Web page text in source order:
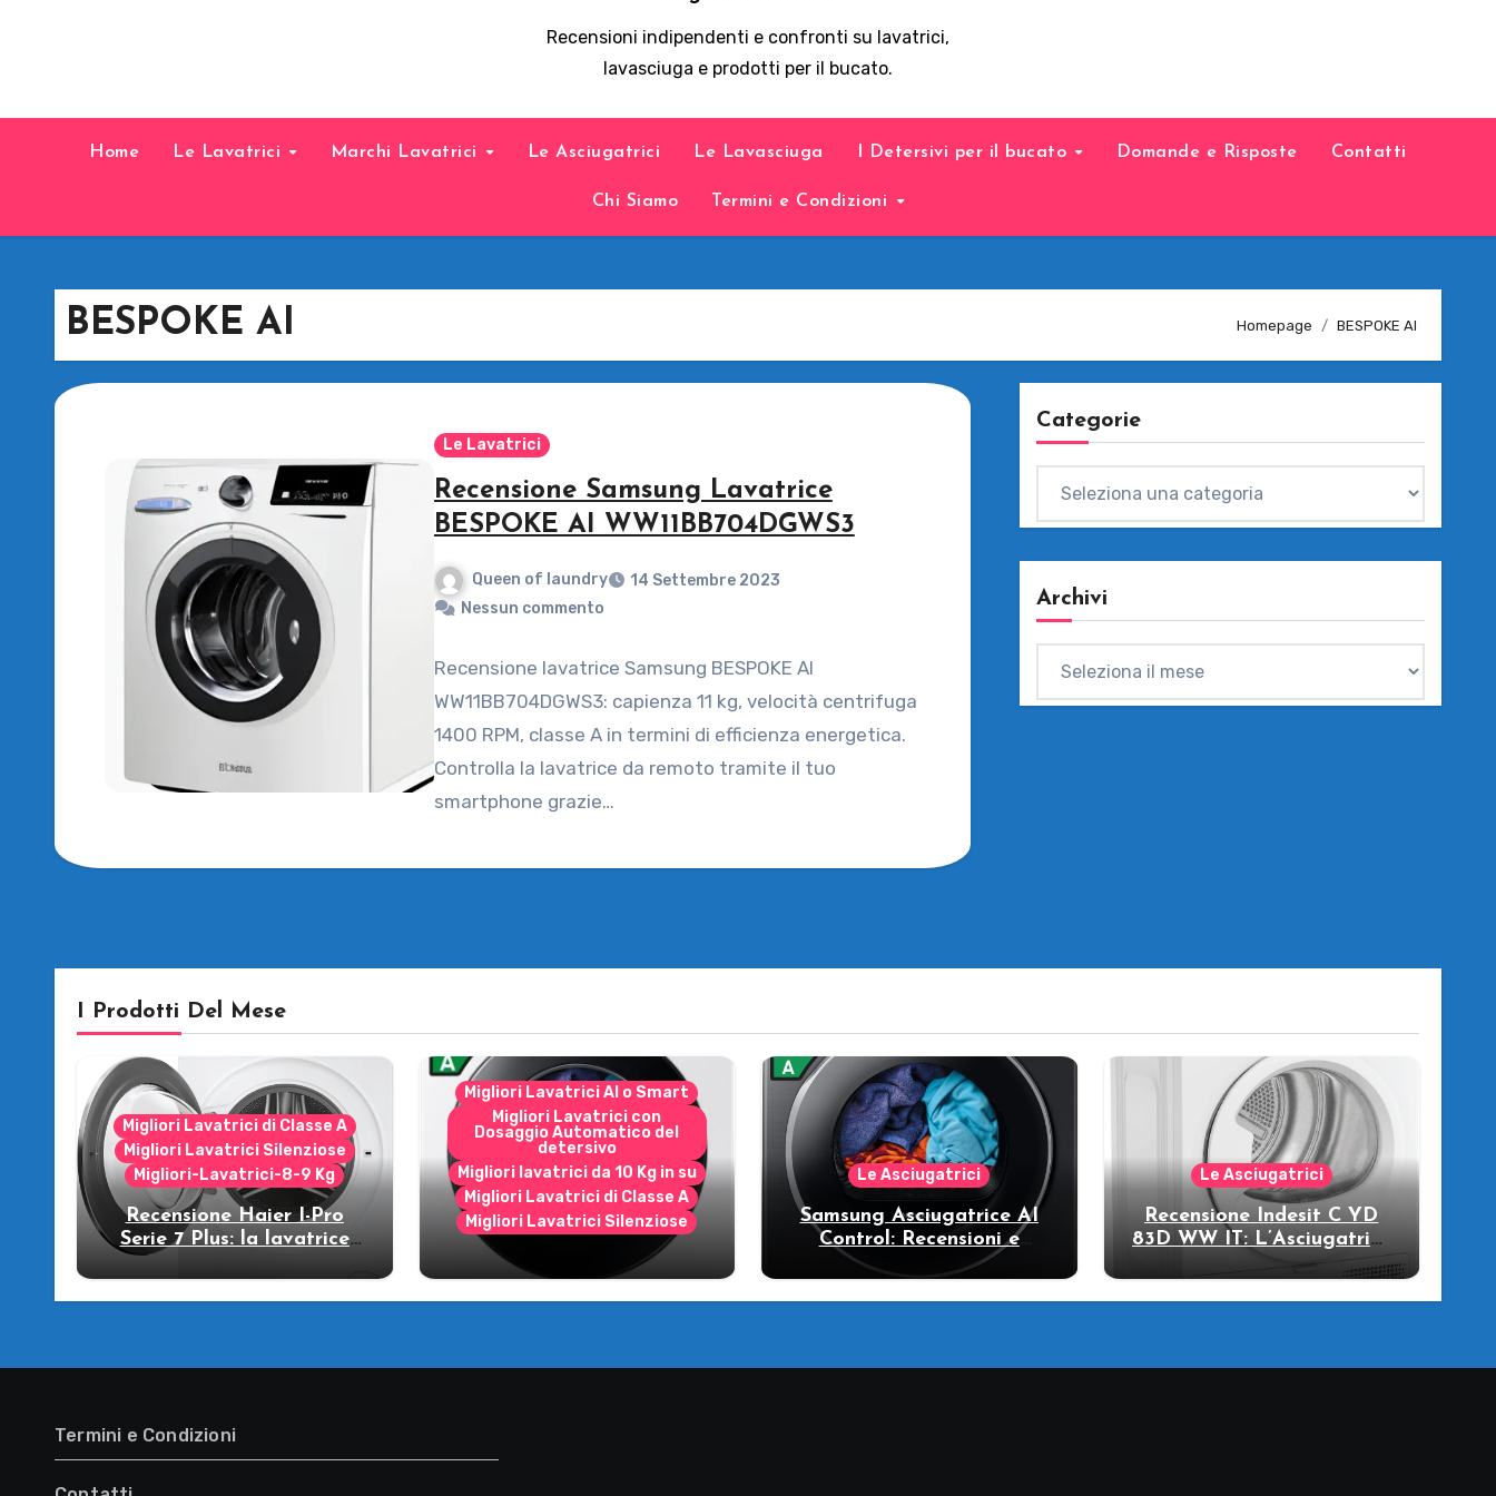
Recensioni indipendenti e confronti su lavatrici,
lavasciuga e prodotti per il bucato.
Home Le Lavatrici Marchi Lavatrici Le Asciugatrici Le Lavasciuga I Detersivi per il bucato Domande e Risposte Contatti
Chi Siamo Termini e Condizioni
BESPOKE AI Homepage BESPOKE AI
Le Lavatrici
Recensione Samsung Lavatrice
BESPOKE AI WW11BB704DGWS3
Queen of laundry
14 Settembre 2023
Nessun commento
Recensione lavatrice Samsung BESPOKE AI
WW11BB704DGWS3: capienza 11 kg, velocità centrifuga
1400 RPM, classe A in termini di efficienza energetica.
Controlla la lavatrice da remoto tramite il tuo
smartphone grazie…
Categorie
Archivi
I Prodotti Del Mese
Migliori Lavatrici di Classe A
Migliori Lavatrici Silenziose
Migliori-Lavatrici-8-9 Kg
Recensione Haier I-Pro
Serie 7 Plus: la lavatrice
che strizza l’occhio al
futuro!
Migliori Lavatrici AI o Smart
Migliori Lavatrici con
Dosaggio Automatico del
detersivo
Migliori lavatrici da 10 Kg in su
Migliori Lavatrici di Classe A
Migliori Lavatrici Silenziose
Recensione Samsung
Bespoke AI
Le Asciugatrici
Samsung Asciugatrice AI
Control: Recensioni e
vantaggi del modello
pompa di calore
Le Asciugatrici
Recensione Indesit C YD
83D WW IT: L’Asciugatrice
a Pompa di Calore per il
Tuo Benessere
Termini e Condizioni